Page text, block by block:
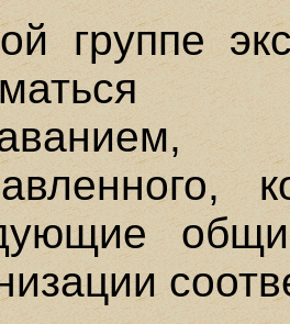
группе